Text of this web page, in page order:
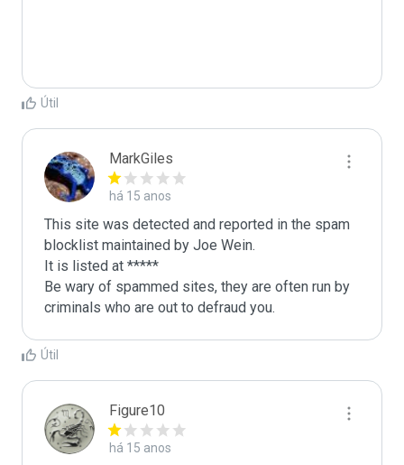
Útil
MarkGiles
há 15 anos
This site was detected and reported in the spam
blocklist maintained by Joe Wein.
It is listed at *****
Be wary of spammed sites, they are often run by
criminals who are out to defraud you.
Útil
Figure10
há 15 anos